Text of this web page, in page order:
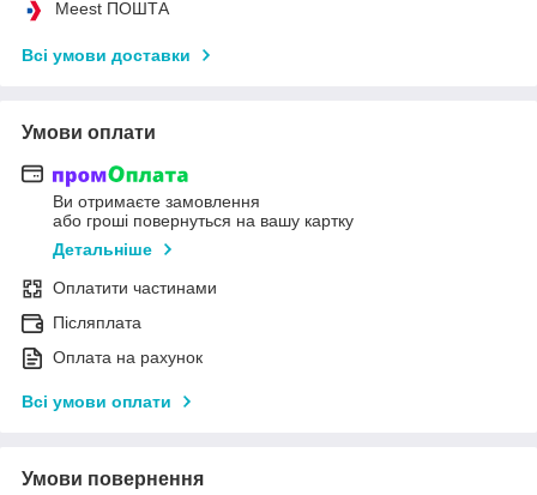
Meest ПОШТА
Всі умови доставки
Умови оплати
Ви отримаєте замовлення
або гроші повернуться на вашу картку
Детальніше
Оплатити частинами
Післяплата
Оплата на рахунок
Всі умови оплати
Умови повернення